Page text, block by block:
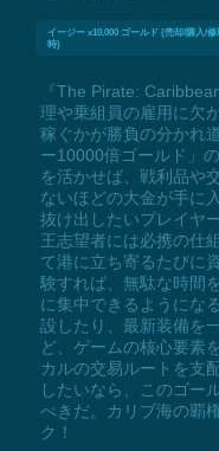
イージー x10,000 ゴールド (売却/購入/修
時)
『The Pirate:
理や乗組員の雇用に欠
稼ぐかが勝負の分かれ
ー10000倍ゴールド」
を活かせば、戦利品や
ないほどの大金が手に
抜け出したいプレイヤ
王志望者には必携の仕
て港に立ち寄るたびに
験すれば、無駄な時間
に集中できるようにな
設したり、最新装備を
ど、ゲームの核心要素
カルの交易ルートを支
したいなら、このゴー
べきだ。カリブ海の覇
ク！